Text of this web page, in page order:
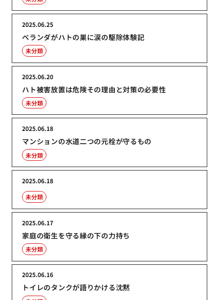
ベランダがハトの巣に涙の駆除体験記
2025.06.25
未分類
ハト被害放置は危険その理由と対策の必要性
2025.06.20
未分類
マンションの水道二つの元栓が守るもの
2025.06.18
未分類
2025.06.18
未分類
家庭の衛生を守る縁の下の力持ち
2025.06.17
未分類
トイレのタンクが語りかける沈黙
2025.06.16